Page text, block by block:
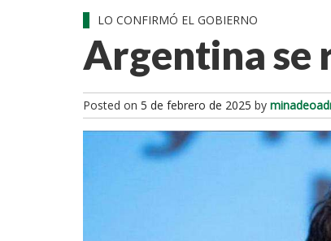
LO CONFIRMÓ EL GOBIERNO
Argentina se
Posted on 5 de febrero de 2025 by